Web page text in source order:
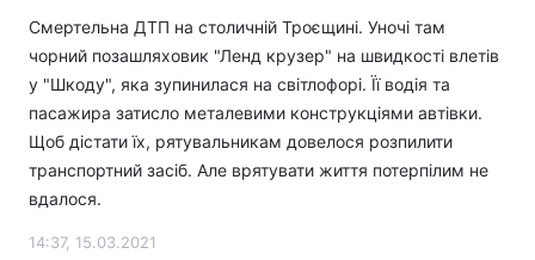
Смертельна ДТП на столичній Троєщині. Уночі там
чорний позашляховик "Ленд крузер" на швидкості влетів
у "Шкоду", яка зупинилася на світлофорі. Її водія та
пасажира затисло металевими конструкціями автівки.
Щоб дістати їх, рятувальникам довелося розпилити
транспортний засіб. Але врятувати життя потерпілим не
вдалося.
14:37, 15.03.2021